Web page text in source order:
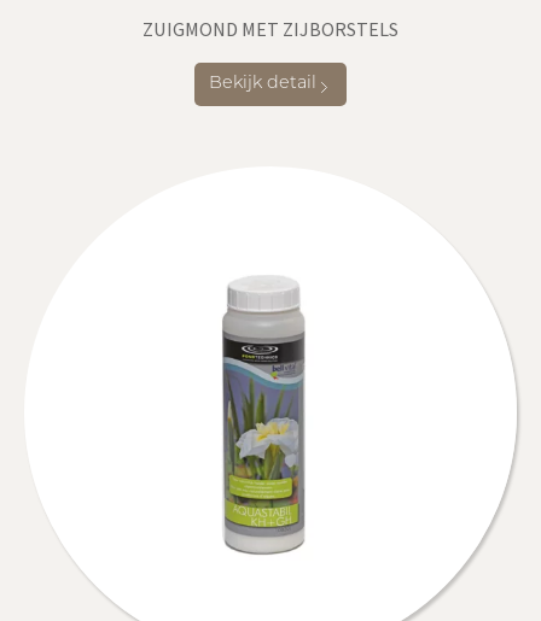
ZUIGMOND MET ZIJBORSTELS
Bekijk detail